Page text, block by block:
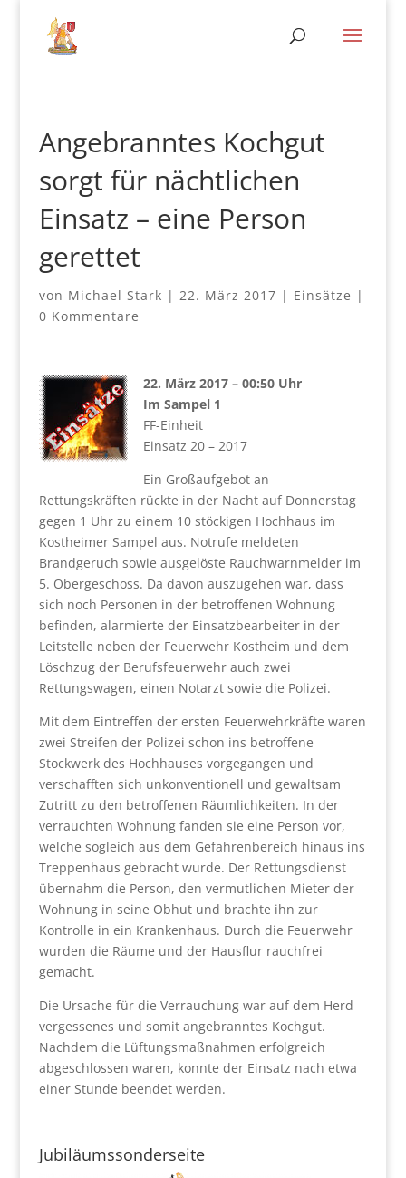
Angebranntes Kochgut
sorgt für nächtlichen
Einsatz – eine Person
gerettet
von Michael Stark | 22. März 2017 | Einsätze |
0 Kommentare
22. März 2017 – 00:50 Uhr
Im Sampel 1
FF-Einheit
Einsatz 20 – 2017
Ein Großaufgebot an
Rettungskräften rückte in der Nacht auf Donnerstag
gegen 1 Uhr zu einem 10 stöckigen Hochhaus im
Kostheimer Sampel aus. Notrufe meldeten
Brandgeruch sowie ausgelöste Rauchwarnmelder im
5. Obergeschoss. Da davon auszugehen war, dass
sich noch Personen in der betroffenen Wohnung
befinden, alarmierte der Einsatzbearbeiter in der
Leitstelle neben der Feuerwehr Kostheim und dem
Löschzug der Berufsfeuerwehr auch zwei
Rettungswagen, einen Notarzt sowie die Polizei.
Mit dem Eintreffen der ersten Feuerwehrkräfte waren
zwei Streifen der Polizei schon ins betroffene
Stockwerk des Hochhauses vorgegangen und
verschafften sich unkonventionell und gewaltsam
Zutritt zu den betroffenen Räumlichkeiten. In der
verrauchten Wohnung fanden sie eine Person vor,
welche sogleich aus dem Gefahrenbereich hinaus ins
Treppenhaus gebracht wurde. Der Rettungsdienst
übernahm die Person, den vermutlichen Mieter der
Wohnung in seine Obhut und brachte ihn zur
Kontrolle in ein Krankenhaus. Durch die Feuerwehr
wurden die Räume und der Hausflur rauchfrei
gemacht.
Die Ursache für die Verrauchung war auf dem Herd
vergessenes und somit angebranntes Kochgut.
Nachdem die Lüftungsmaßnahmen erfolgreich
abgeschlossen waren, konnte der Einsatz nach etwa
einer Stunde beendet werden.
Jubiläumssonderseite